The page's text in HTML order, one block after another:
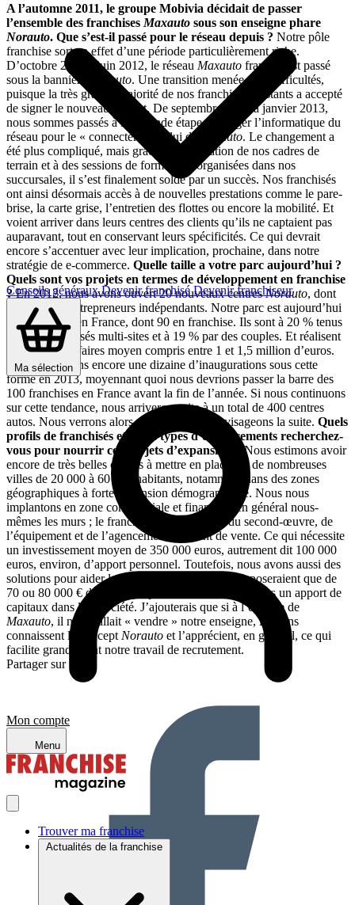
Conseils générauxDevenir franchiséDevenir franchiseur
Ma sélection
Mon compte
Menu
Trouver ma franchise
Actualités de la franchise
A l’automne 2011, le groupe Mobivia décidait de passer
l’ensemble des franchises Maxauto sous son enseigne phare
Norauto. Que s’est-il passé pour le réseau depuis ? Notre pôle
franchise sort en effet d’une période particulièrement riche.
D’octobre 2011 à juin 2012, le réseau Maxauto français est passé
sous la bannière
Norauto. Une transition menée sans difficultés,
puisque la très grande majorité de nos franchisés existants a accepté
de signer le nouveau contrat. De septembre 2012 à janvier 2013,
nous sommes passés à la seconde étape : changer l’informatique du
réseau pour le « connecter » à celui de
Norauto. Le changement a
été plus compliqué, mais grâce à l’implication de nos cadres de
terrain et à des sessions de formations organisées dans nos
succursales, il s’est finalement soldé par un succès. Nos franchisés
ont ainsi désormais accès à de nouvelles prestations comme le pare-
brise, la carte grise, l’entretien des flottes ou encore la mobilité. Et
voient arriver dans leurs centres des clients qu’ils ne captaient pas
auparavant, tout en conservant leurs spécificités. Ce qui devrait
encore s’accentuer avec leur implication, prochaine, dans notre
stratégie de e-commerce. Quelle taille a votre parc aujourd’hui ?
Quels sont vos projets en termes de développement en franchise
?En 2012, nous avons ouvert 20 nouveaux centresNorauto, dont
10 avec des entrepreneurs indépendants. Notre parc est aujourd’hui
de 342 unités en France, dont 90 en franchise. Ils sont à 20 % tenus
par des franchisés multi-sites et à 19 % par des couples. Et réalisent
un chiffre d’affaires moyen compris entre 1 et 1,5 million d’euros.
Nous prévoyons encore une dizaine d’inaugurations sous cette
forme en 2013, moyennant quoi nous devrions passer la barre des
100 franchises en France avant la fin de l’année. Si nous continuons
sur cette tendance, nous arriverons vite à un total de 400 centres
autos. Nous verrons alors comment nous envisageons la suite. Quels
profils de franchisés et quels types d’emplacements recherchez-
vous pour nourrir ces projets d’expansion ?
Nous estimons avoir
encore de très belles choses à mettre en place sur de nombreuses
villes de 20 000 à 60 000 habitants, notamment dans des zones
géographiques à forte expansion démographique. Nous nous
implantons en zone commerciale et finançons en général nous-
mêmes les murs ; le franchisé s’occupant lui du second-œuvre, de
l’équipement et de l’agencement du point de vente. Ce qui nécessite
un investissement moyen de 350 000 euros, autrement dit 100 000
euros, environ, d’apport personnel. Toutefois, nous avons aussi des
solutions pour aider les bons candidats qui ne disposeraient que de
70 ou 80 000 € de fonds propres, notamment à travers un apport de
capitaux dans leur société. J’ajouterais que si à l’époque de
Maxauto, il nous fallait « vendre » notre enseigne, les gens
connaissent le concept Norauto et l’apprécient, en général, ce qui
facilite grandement notre travail de recrutement.
Partager sur :